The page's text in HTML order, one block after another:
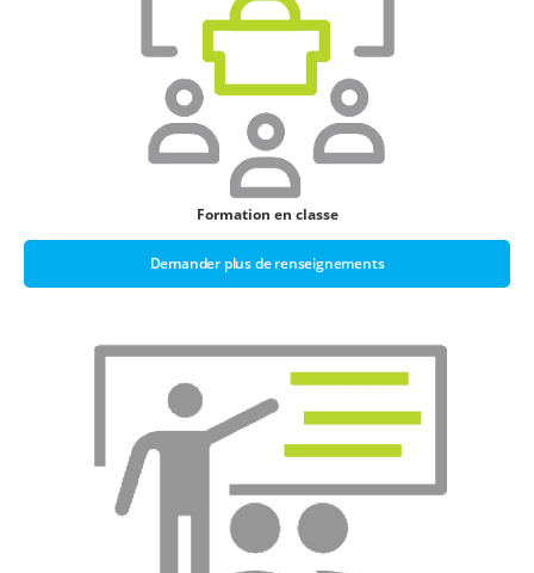
Formation en classe
Demander plus de renseignements